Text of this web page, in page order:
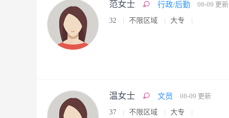
范女士 行政/后勤 08-09 更新
32 不限区域 大专
温女士 文员 08-09 更新
37 不限区域 大专